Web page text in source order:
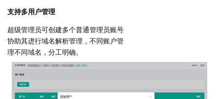
支持多用户管理
超级管理员可创建多个普通管理员账号
协助其进行域名解析管理，不同账户管
理不同域名，分工明确。